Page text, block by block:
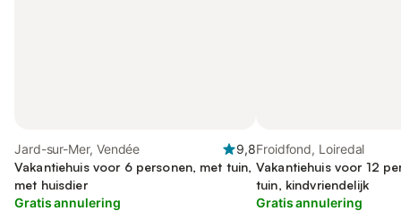
Jard-sur-Mer, Vendée
9,8
Vakantiehuis voor 6 personen, met tuin,
met huisdier
Gratis annulering
Froidfond, Loiredal
Vakantiehuis voor 12
tuin, kindvriendelijk
Gratis annulering